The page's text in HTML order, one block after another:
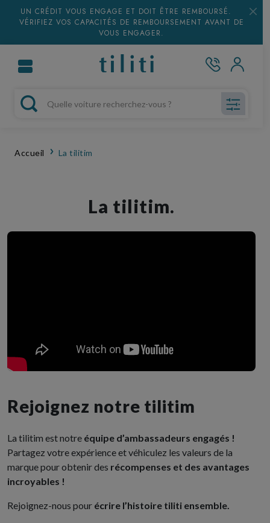
UN CRÉDIT VOUS ENGAGE ET DOIT ÊTRE REMBOURSÉ.
VÉRIFIEZ VOS CAPACITÉS DE REMBOURSEMENT AVANT DE
VOUS ENGAGER.
Accueil La tilitim
La tilitim.
Rejoignez notre tilitim
La tilitim est notre équipe d’ambassadeurs engagés !
Partagez votre expérience et véhiculez les valeurs de la
marque pour obtenir des récompenses et des avantages
incroyables !
Rejoignez-nous pour écrire l’histoire tiliti ensemble.